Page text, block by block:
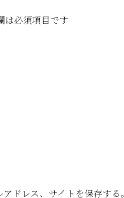
は必須項目です
ドレス、サイトを保存する。